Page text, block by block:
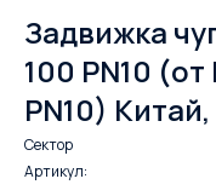
Задвижка
100 PN10
PN10)
Сектор
Артикул: